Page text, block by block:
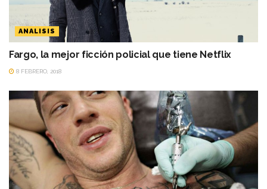
ANALISIS
Fargo, la mejor ficción policial que tiene Netflix
8 FEBRERO, 2018